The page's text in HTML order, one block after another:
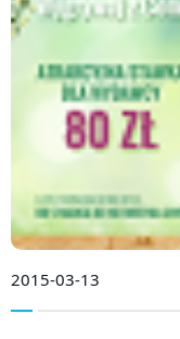
2015-03-13